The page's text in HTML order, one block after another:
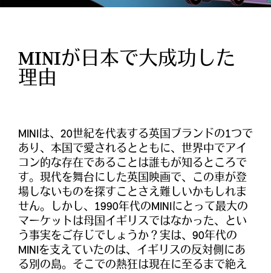
MINIが日本で大成功した
理由
MINIは、20世紀を代表する英国ブランドの1つで
あり、本国で愛されるとともに、世界中でアイ
コン的な存在であることは誰もが知るところで
す。現代を舞台にした英国映画で、この車が登
場しないものを探すことさえ難しいかもしれま
せん。しかし、1990年代のMINIにとって最大の
マーケットは母国イギリスではなかった、とい
う事実をご存じでしょうか？実は、90年代の
MINIを支えていたのは、イギリスの反対側にあ
る別の島。そこでの熱狂は現在に至るまで絶え